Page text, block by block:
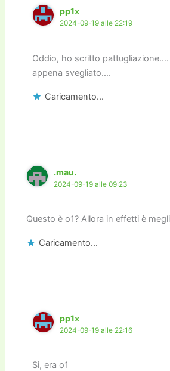
pp1x
2024-09-19 alle 22:19
Oddio, ho scritto
appena svegliato….
Caricamento...
.mau.
2024-09-19 alle 09:23
Questo è o1? Allora in effetti è
Caricamento...
pp1x
2024-09-19 alle 22:16
Si, era o1